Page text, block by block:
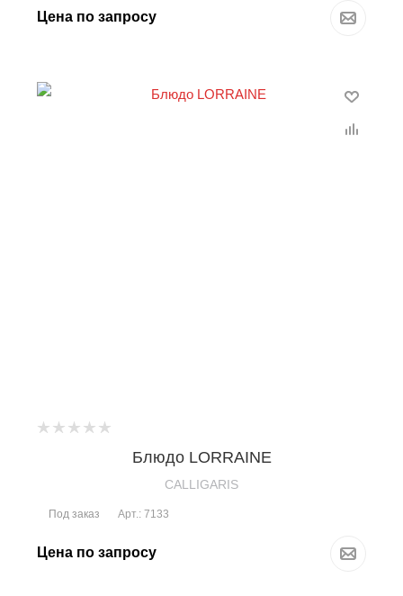
Цена по запросу
Блюдо LORRAINE
CALLIGARIS
Под заказ Арт.: 7133
Цена по запросу